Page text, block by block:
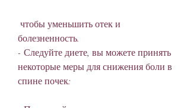
болезненность.
- Следуйте диете, вы можете принять
некоторые меры для снижения боли в
спине почек: